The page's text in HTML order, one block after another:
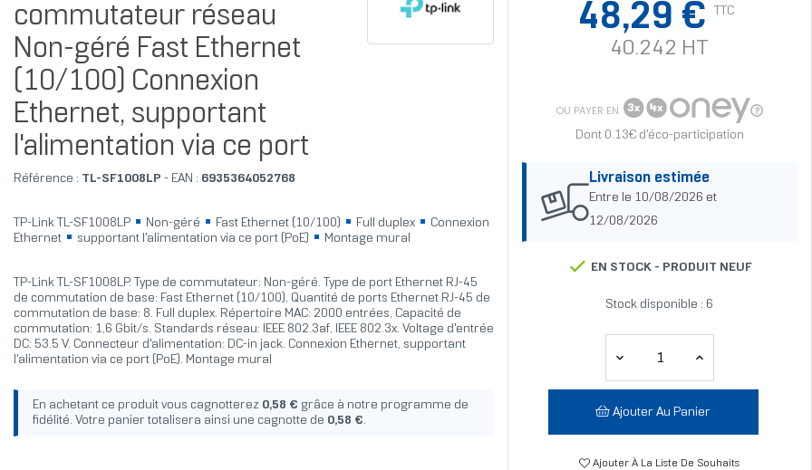
commutateur réseau
Non-géré Fast Ethernet
(10/100) Connexion
Ethernet, supportant
l'alimentation via ce port
Référence : TL-SF1008LP - EAN : 6935364052768
TP-Link TL-SF1008LP Non-géré Fast Ethernet (10/100) Full duplex
Connexion
Ethernet
supportant l'alimentation via ce port (PoE) Montage mural
TP-Link TL-SF1008LP. Type de commutateur: Non-géré. Type de port Ethernet RJ-45
de commutation de base: Fast Ethernet (10/100), Quantité de ports Ethernet RJ-45 de
commutation de base: 8. Full duplex. Répertoire MAC: 2000 entrées, Capacité de
commutation: 1,6 Gbit/s. Standards réseau: IEEE 802.3af, IEEE 802.3x. Voltage d'entrée
DC: 53.5 V. Connecteur d'alimentation: DC-in jack. Connexion Ethernet, supportant
l'alimentation via ce port (PoE). Montage mural
En achetant ce produit vous cagnotterez 0,58 € grâce à notre programme de
fidélité. Votre panier totalisera ainsi une cagnotte de 0,58 €.
48,29 € TTC
40.242 HT
OU PAYER EN
Dont 0.13€ d'éco-participation
Livraison estimée
Entre le 10/08/2026 et
12/08/2026
EN STOCK - PRODUIT NEUF
Stock disponible : 6
Ajouter Au Panier
Ajouter À La Liste De Souhaits